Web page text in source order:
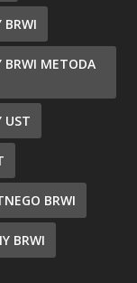
BRWI
BRWI METODA
UST
BRWI
BRWI